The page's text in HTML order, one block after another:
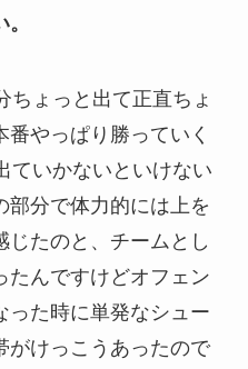
ちょっと出て正直ちょ
やっぱり勝っていく
ていかないといけない
部分で体力的には上を
じたのと、チームとし
たんですけどオフェン
った時に単発なシュー
がけっこうあったので